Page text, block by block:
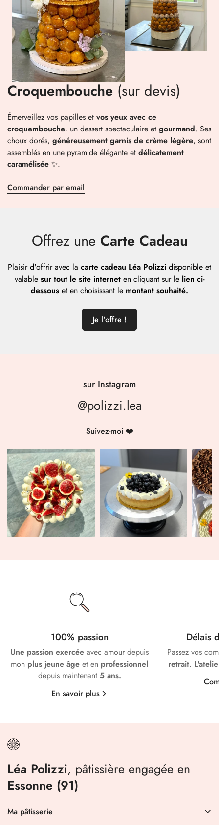
Croquembouche (sur devis)
Émerveillez vos papilles et vos yeux avec ce
croquembouche, un dessert spectaculaire et gourmand. Ses
choux dorés, généreusement garnis de crème légère, sont
assemblés en une pyramide élégante et délicatement
caramélisée ✨.
Commander par email
Offrez une Carte Cadeau
Plaisir d'offrir avec la carte cadeau Léa Polizzi disponible et
valable sur tout le site internet en cliquant sur le lien ci-
dessous et en choisissant le montant souhaité.
Je l'offre !
sur Instagram
@polizzi.lea
Suivez-moi ❤️
100% passion
Une passion exercée avec amour depuis
mon plus jeune âge et en professionnel
depuis maintenant 5 ans.
En savoir plus
Délais
Passez vos
retrait.
Léa Polizzi, pâtissière engagée en
Essonne (91)
Ma pâtisserie